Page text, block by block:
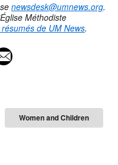
newsdesk@umnews.org.
Méthodiste
de UM News.
Women and Children